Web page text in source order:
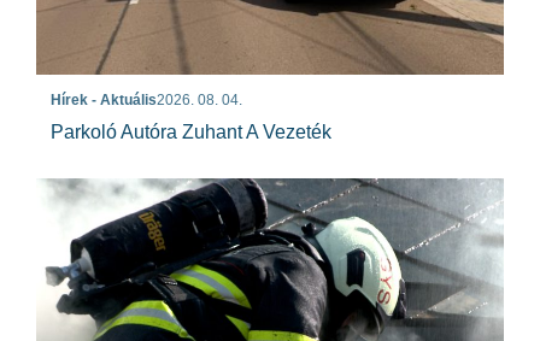
Hírek - Aktuális2026. 08. 04.
Parkoló Autóra Zuhant A Vezeték